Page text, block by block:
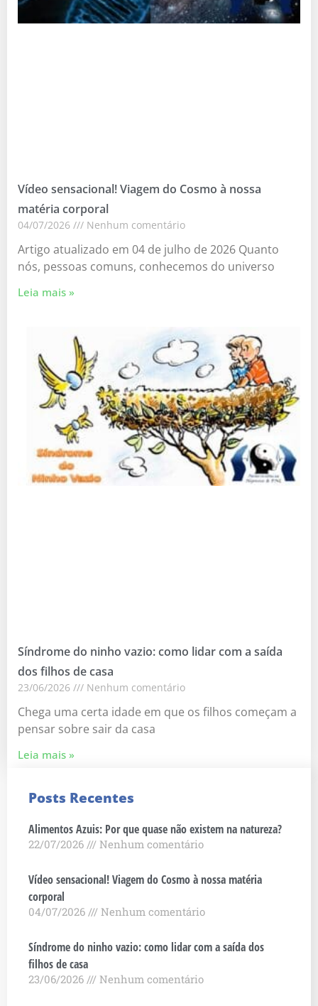
Vídeo sensacional! Viagem do Cosmo à nossa
matéria corporal
04/07/2026 Nenhum comentário
Artigo atualizado em 04 de julho de 2026 Quanto
nós, pessoas comuns, conhecemos do universo
Leia mais »
Síndrome do ninho vazio: como lidar com a saída
dos filhos de casa
23/06/2026 Nenhum comentário
Chega uma certa idade em que os filhos começam a
pensar sobre sair da casa
Leia mais »
Posts Recentes
Alimentos Azuis: Por que quase não existem na natureza?
22/07/2026 Nenhum comentário
Vídeo sensacional! Viagem do Cosmo à nossa matéria
corporal
04/07/2026 Nenhum comentário
Síndrome do ninho vazio: como lidar com a saída dos
filhos de casa
23/06/2026 Nenhum comentário